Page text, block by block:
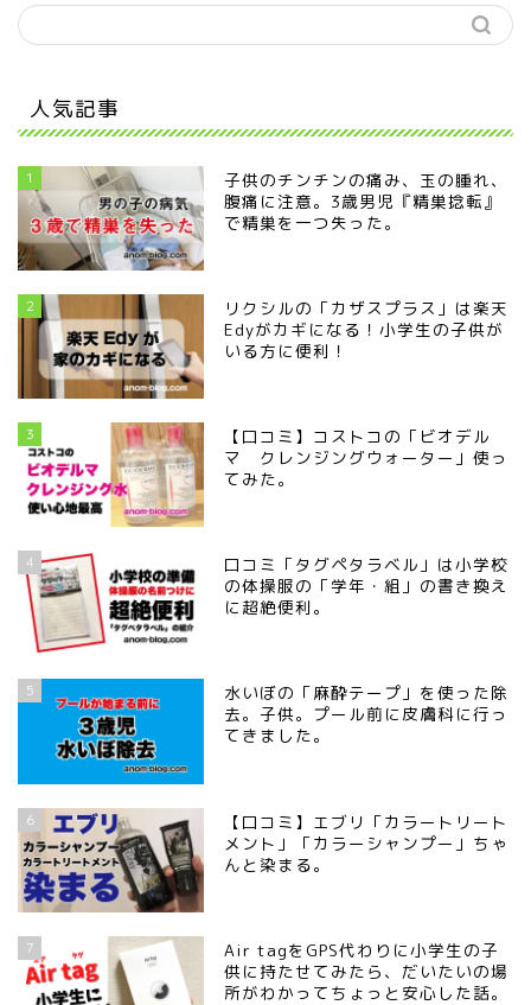
人気記事
1
子供のチンチンの痛み、玉の腫れ、
腹痛に注意。3歳男児『精巣捻転』
で精巣を一つ失った。
2
リクシルの「カザスプラス」は楽天
Edyがカギになる！小学生の子供が
いる方に便利！
3
【口コミ】コストコの「ビオデル
マ クレンジングウォーター」使っ
てみた。
4
口コミ「タグペタラベル」は小学校
の体操服の「学年・組」の書き換え
に超絶便利。
5
水いぼの「麻酔テープ」を使った除
去。子供。プール前に皮膚科に行っ
てきました。
6
【口コミ】エブリ「カラートリート
メント」「カラーシャンプー」ちゃ
んと染まる。
7
Air tagをGPS代わりに小学生の子
供に持たせてみたら、だいたいの場
所がわかってちょっと安心した話。